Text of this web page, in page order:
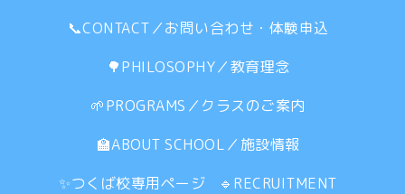
📞CONTACT／お問い合わせ・体験申込
🌳PHILOSOPHY／教育理念
🌱PROGRAMS／クラスのご案内
🏫ABOUT SCHOOL／施設情報
✨つくば校専用ページ
🔹RECRUITMENT